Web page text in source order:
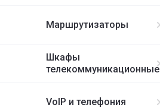
Маршрутизаторы
Шкафы
телекоммуникационные
VoIP и телефония